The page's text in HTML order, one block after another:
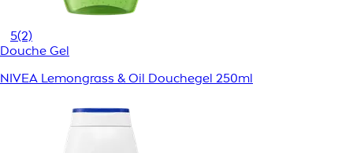
5(2)
Douche Gel
NIVEA Lemongrass & Oil Douchegel 250ml